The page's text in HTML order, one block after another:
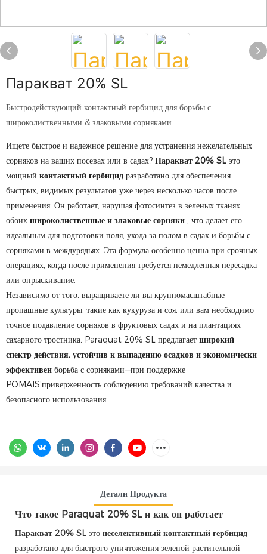
Паракват 20% SL
Быстродействующий контактный гербицид для борьбы с
широколиственными & злаковыми сорняками
Ищете быстрое и надежное решение для устранения нежелательных
сорняков на ваших посевах или в садах? Паракват 20% SL это
мощный контактный гербицид разработано для обеспечения
быстрых, видимых результатов уже через несколько часов после
применения. Он работает, нарушая фотосинтез в зеленых тканях
обоих широколиственные и злаковые сорняки , что делает его
идеальным для подготовки поля, ухода за полом в садах и борьбы с
сорняками в междурядьях. Эта формула особенно ценна при срочных
операциях, когда после применения требуется немедленная пересадка
или опрыскивание.
Независимо от того, выращиваете ли вы крупномасштабные
пропашные культуры, такие как кукуруза и соя, или вам необходимо
точное подавление сорняков в фруктовых садах и на плантациях
сахарного тростника, Paraquat 20% SL предлагает широкий
спектр действия, устойчив к выпадению осадков и экономически
эффективен борьба с сорняками—при поддержке
POMAIS’приверженность соблюдению требований качества и
безопасного использования.
Детали Продукта
Что такое Paraquat 20% SL и как он работает
Паракват 20% SL это неселективный контактный гербицид
разработано для быстрого уничтожения зеленой растительной